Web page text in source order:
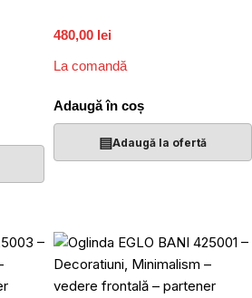
480,00 lei
La comandă
Adaugă în coș
▤Adaugă la ofertă